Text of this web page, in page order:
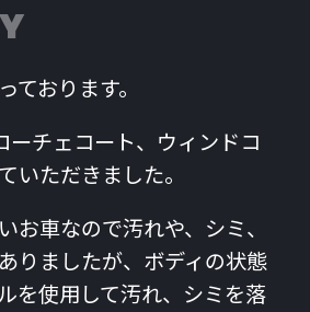
ております。
ーチェコート、ウィンドコ
いただきました。
お車なので汚れや、シミ、
りましたが、ボディの状態
を使用して汚れ、シミを落